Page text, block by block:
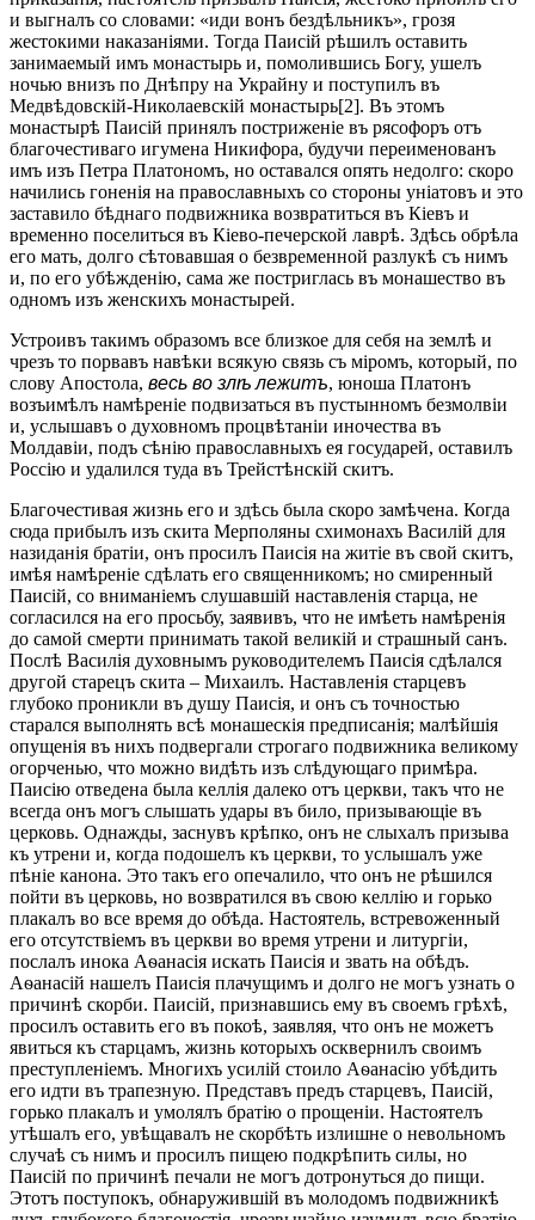
и выгналъ со словами: «иди вонъ бездѣльникъ», грозя
жестокими наказаніями. Тогда Паисій рѣшилъ оставить
занимаемый имъ монастырь и, помолившись Богу, ушелъ
ночью внизъ по Днѣпру на Украйну и поступилъ въ
Медвѣдовскій-Николаевскій монастырь[2]. Въ этомъ
монастырѣ Паисій принялъ постриженіе въ рясофоръ отъ
благочестиваго игумена Никифора, будучи переименованъ
имъ изъ Петра Платономъ, но оставался опять недолго: скоро
начились гоненія на православныхъ со стороны уніатовъ и это
заставило бѣднаго подвижника возвратиться въ Кіевъ и
временно поселиться въ Кіево-печерской лаврѣ. Здѣсь обрѣла
его мать, долго сѣтовавшая о безвременной разлукѣ съ нимъ
и, по его убѣжденію, сама же постриглась въ монашество въ
одномъ изъ женскихъ монастырей.
Устроивъ такимъ образомъ все близкое для себя на землѣ и
чрезъ то порвавъ навѣки всякую связь съ міромъ, который, по
слову Апостола, весь во злѣ лежитъ, юноша Платонъ
возъимѣлъ намѣреніе подвизаться въ пустынномъ безмолвіи
и, услышавъ о духовномъ процвѣтаніи иночества въ
Молдавіи, подъ сѣнію православныхъ ея государей, оставилъ
Россію и удалился туда въ Трейстѣнскій скитъ.
Благочестивая жизнь его и здѣсь была скоро замѣчена. Когда
сюда прибылъ изъ скита Мерполяны схимонахъ Василій для
назиданія братіи, онъ просилъ Паисія на житіе въ свой скитъ,
имѣя намѣреніе сдѣлать его священникомъ; но смиренный
Паисій, со вниманіемъ слушавшій наставленія старца, не
согласился на его просьбу, заявивъ, что не имѣеть намѣренія
до самой смерти принимать такой великій и страшный санъ.
Послѣ Василія духовнымъ руководителемъ Паисія сдѣлался
другой старецъ скита – Михаилъ. Наставленія старцевъ
глубоко проникли въ душу Паисія, и онъ съ точностью
старался выполнять всѣ монашескія предписанія; малѣйшія
опущенія въ нихъ подвергали строгаго подвижника великому
огорченью, что можно видѣть изъ слѣдующаго примѣра.
Паисію отведена была келлія далеко отъ церкви, такъ что не
всегда онъ могъ слышать удары въ било, призывающіе въ
церковь. Однажды, заснувъ крѣпко, онъ не слыхалъ призыва
къ утрени и, когда подошелъ къ церкви, то услышалъ уже
пѣніе канона. Это такъ его опечалило, что онъ не рѣшился
пойти въ церковь, но возвратился въ свою келлію и горько
плакалъ во все время до обѣда. Настоятель, встревоженный
его отсутствіемъ въ церкви во время утрени и литургіи,
послалъ инока Аѳанасія искать Паисія и звать на обѣдъ.
Аѳанасій нашелъ Паисія плачущимъ и долго не могъ узнать о
причинѣ скорби. Паисій, признавшись ему въ своемъ грѣхѣ,
просилъ оставить его въ покоѣ, заявляя, что онъ не можетъ
явиться къ старцамъ, жизнь которыхъ осквернилъ своимъ
преступленіемъ. Многихъ усилій стоило Аѳанасію убѣдить
его идти въ трапезную. Представъ предъ старцевъ, Паисій,
горько плакалъ и умолялъ братію о прощеніи. Настоятелъ
утѣшалъ его, увѣщавалъ не скорбѣть излишне о невольномъ
случаѣ съ нимъ и просилъ пищею подкрѣпить силы, но
Паисій по причинѣ печали не могъ дотронуться до пищи.
Этотъ поступокъ, обнаружившій въ молодомъ подвижникѣ